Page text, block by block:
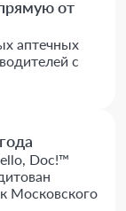
от
аптечных
с
Doc!™
Московского